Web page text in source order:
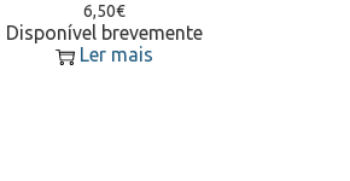
6,50€
Disponível brevemente
Ler mais